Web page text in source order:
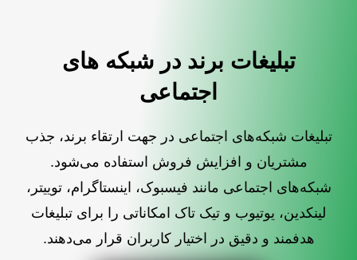
تبلیغات برند در شبکه های
اجتماعی
تبلیغات شبکه‌های اجتماعی در جهت ارتقاء برند، جذب
مشتریان و افزایش فروش استفاده می‌شود.
شبکه‌های اجتماعی مانند فیسبوک، اینستاگرام، توییتر،
لینکدین، یوتیوب و تیک تاک امکاناتی را برای تبلیغات
هدفمند و دقیق در اختیار کاربران قرار می‌دهند.